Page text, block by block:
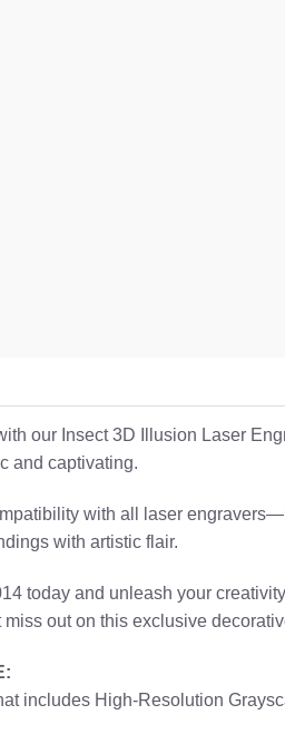
our Insect 3D Illusion Laser
and captivating.
with all laser
with artistic flair.
today and unleash your
miss out on this exclusive
includes High-Resolution